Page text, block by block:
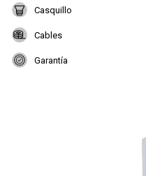
Casquillo
Cables
Garantía